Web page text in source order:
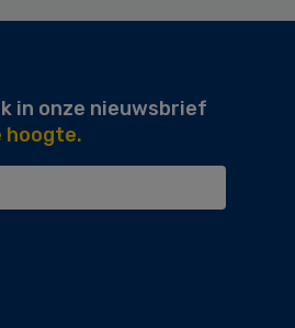
in onze nieuwsbrief
hoogte.